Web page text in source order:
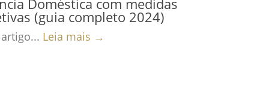
(guia completo 2024)
Leia mais →